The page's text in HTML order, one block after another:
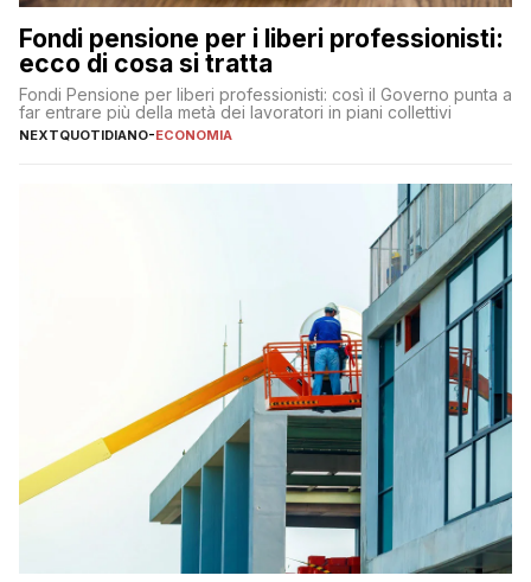
Fondi pensione per i liberi professionisti:
ecco di cosa si tratta
Fondi Pensione per liberi professionisti: così il Governo punta a
far entrare più della metà dei lavoratori in piani collettivi
NEXTQUOTIDIANO-ECONOMIA